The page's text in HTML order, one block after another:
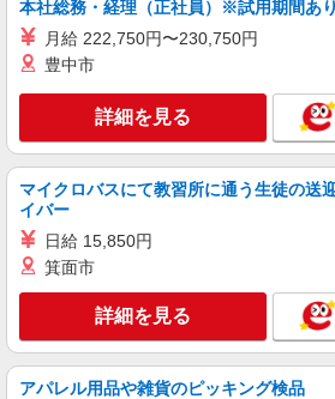
時＞土日祝 17:00〜
時給1250円 ＜高校
神奈川県平塚市代官
キープ
アルバイト パート
ケンタッキーフライドチキン 平塚四之宮店
カウンター・キッチ
時給1300円 ＜高校
神奈川県平塚市四之
本社総務・経理（正社員）※試用期間あり
月給 222,750円〜230,750円
豊中市
詳細を見る
マイクロバスにて教習所に通う生徒の送
イバー
日給 15,850円
箕面市
詳細を見る
アパレル用品や雑貨のピッキング検品